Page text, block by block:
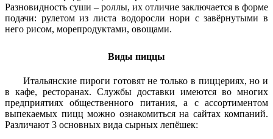
Разновидность суши – роллы, их отличие заключается в форме
подачи: рулетом из листа водоросли нори с завёрнутыми в
него рисом, морепродуктами, овощами.
Виды пиццы
Итальянские пироги готовят не только в пиццериях, но и
в кафе, ресторанах. Службы доставки имеются во многих
предприятиях общественного питания, а с ассортиментом
выпекаемых пицц можно ознакомиться на сайтах компаний.
Различают 3 основных вида сырных лепёшек: